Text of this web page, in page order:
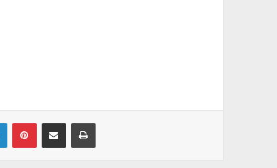
Linkedin Pinterest Partager par email Imprimer